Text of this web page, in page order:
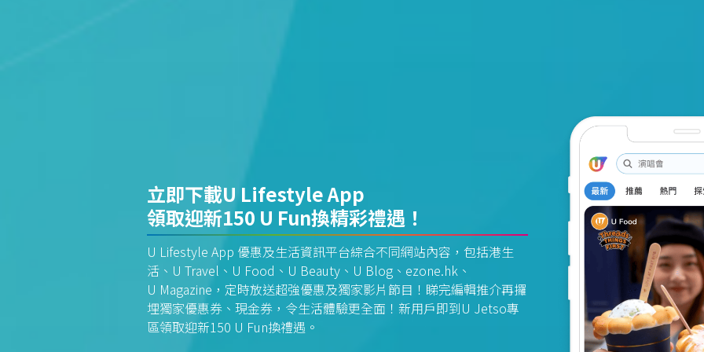
立即下載U Lifestyle App
領取迎新150 U Fun換精彩禮遇！
U Lifestyle App 優惠及生活資訊平台綜合不同網站內容，包括港生
活、U Travel、U Food、U Beauty、U Blog、ezone.hk、
U Magazine，定時放送超強優惠及獨家影片節目！睇完編輯推介再攞
埋獨家優惠券、現金券，令生活體驗更全面！新用戶即到U Jetso專
區領取迎新150 U Fun換禮遇。